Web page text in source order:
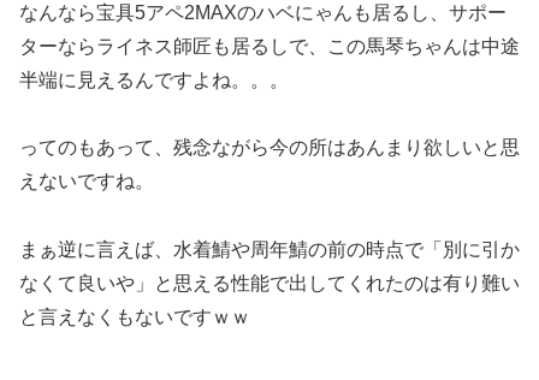
なんなら宝具5アペ2MAXのハベにゃんも居るし、サポー
ターならライネス師匠も居るしで、この馬琴ちゃんは中途
半端に見えるんですよね。。。
ってのもあって、残念ながら今の所はあんまり欲しいと思
えないですね。
まぁ逆に言えば、水着鯖や周年鯖の前の時点で「別に引か
なくて良いや」と思える性能で出してくれたのは有り難い
と言えなくもないですｗｗ